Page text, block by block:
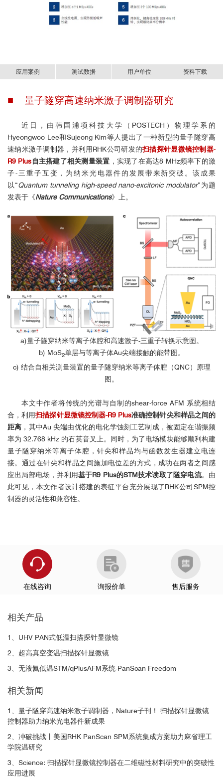
应用案例 测试数据 用户单位 资料下载
■ 量子隧穿高速纳米激子调制器研究
近日，由韩国浦项科技大学（POSTECH）物理学系的
Hyeongwoo Lee和Sujeong Kim等人提出了一种新型的量子隧穿高
速纳米激子调制器，并利用RHK公司研发的扫描探针显微镜控制器-
R9 Plus自主搭建了相关测量装置 ，实现了在高达8 MHz频率下的激
子-三重子互变，为纳米光电器件的发展带来新突破。该成果
以“Quantum tunneling high-speed nano-excitonic modulator”为题
发表于《Nature Communications》上。
a)量子隧穿纳米等离子体腔和高速激子-三重子转换示意图。
b) MoS2单层与等离子体Au尖端接触的能带图。
c) 结合自相关测量装置的量子隧穿纳米等离子体腔（QNC）原理
图。
本文中作者将传统的光谱与自制的shear-force AFM 系统相结
合，利用扫描探针显微镜控制器-R9 Plus准确控制针尖和样品之间的
距离 ，其中Au 尖端由优化的电化学蚀刻工艺制成，被固定在谐振频
率为 32.768 kHz 的石英音叉上。同时，为了电场模块能够顺利构建
量子隧穿纳米等离子体腔，针尖和样品均与函数发生器建立电连
接。通过在针尖和样品之间施加电位差的方式，成功在两者之间感
应出局部电场，并利用基于R9 Plus的STM技术读取了隧穿电流。由
此可见，本文作者设计搭建的表征平台充分展现了RHK公司SPM控
制器的灵活性和兼容性。
部分用户名单（排名不分先后），科研
扫描探针显微镜控制器-R10.pdf
在线咨询 询报价单 售后服务
相关产品
1、UHV PAN式低温扫描探针显微镜
2、超高真空变温扫描探针显微镜
3、无液氦低温STM/qPlusAFM系统-PanScan Freedom
相关新闻
1、量子隧穿高速纳米激子调制器，Nature子刊！ 扫描探针显微镜
控制器助力纳米光电器件新成果
2、冲破挑战丨美国RHK PanScan SPM系统集成方案助力麻省理工
学院温研究
3、Science: 扫描探针显微镜控制器在二维磁性材料研究中的突破性
应用进展